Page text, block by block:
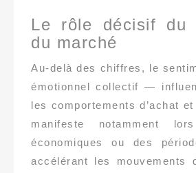
Le rôle décisif du
du marché
Au-delà des chiffres, le
émotionnel collectif —
les comportements d’achat
manifeste notamment
économiques ou des
accélérant les mouvements